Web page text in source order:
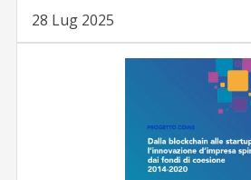
28 Lug 2025